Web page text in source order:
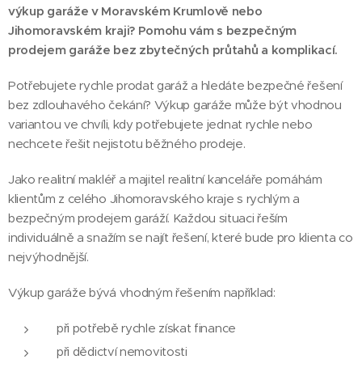
výkup garáže v Moravském Krumlově nebo
Jihomoravském kraji? Pomohu vám s bezpečným
prodejem garáže bez zbytečných průtahů a komplikací.
Potřebujete rychle prodat garáž a hledáte bezpečné řešení
bez zdlouhavého čekání? Výkup garáže může být vhodnou
variantou ve chvíli, kdy potřebujete jednat rychle nebo
nechcete řešit nejistotu běžného prodeje.
Jako realitní makléř a majitel realitní kanceláře pomáhám
klientům z celého Jihomoravského kraje s rychlým a
bezpečným prodejem garáží. Každou situaci řeším
individuálně a snažím se najít řešení, které bude pro klienta co
nejvýhodnější.
Výkup garáže bývá vhodným řešením například:
při potřebě rychle získat finance
při dědictví nemovitosti